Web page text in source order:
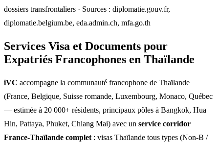
dossiers transfrontaliers · Sources : diplomatie.gouv.fr,
diplomatie.belgium.be, eda.admin.ch, mfa.go.th
Services Visa et Documents pour
Expatriés Francophones en Thaïlande
iVC accompagne la communauté francophone de Thaïlande
(France, Belgique, Suisse romande, Luxembourg, Monaco, Québec
— estimée à 20 000+ résidents, principaux pôles à Bangkok, Hua
Hin, Pattaya, Phuket, Chiang Mai) avec un service corridor
France-Thaïlande complet : visas Thaïlande tous types (Non-B /